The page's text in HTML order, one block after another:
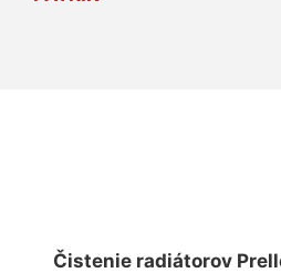
Čistenie radiátorov